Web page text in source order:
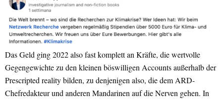
Das Geld ging 2022 also fast komplett an Kräfte, die wertvolle
Gegengewichte zu den kleinen böswilligen Accounts außerhalb der
Prescripted reality bilden, zu denjenigen also, die dem ARD-
Chefredakteur und anderen Mandarinen auf die Nerven gehen. In